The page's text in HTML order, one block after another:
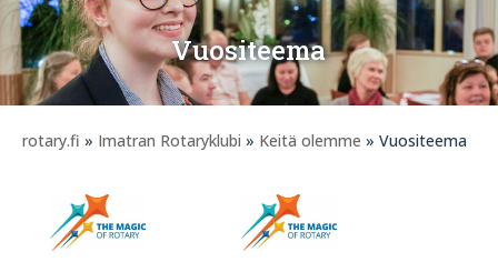
Vuositeema
rotary.fi » Imatran Rotaryklubi » Keitä olemme » Vuositeema